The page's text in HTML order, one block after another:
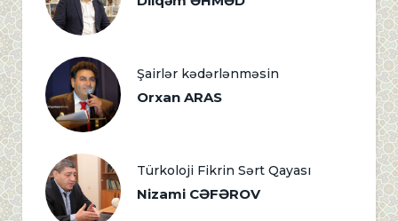
Şairlər kədərlənməsin
Orxan ARAS
Türkoloji Fikrin Sərt Qayası
Nizami CƏFƏROV